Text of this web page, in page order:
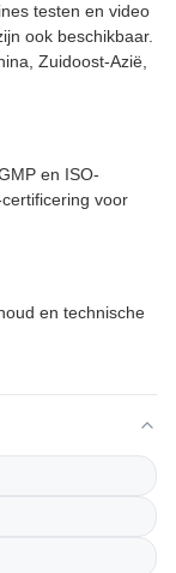
testen en video
ook beschikbaar.
Zuidoost-Azië,
en ISO-
voor
en technische